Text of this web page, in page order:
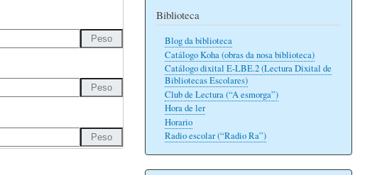
Biblioteca
Blog da biblioteca
Catálogo Koha (obras da nosa biblioteca)
Catálogo dixital E-LBE.2 (Lectura Dixital de
Bibliotecas Escolares)
Club de Lectura (“A esmorga”)
Hora de ler
Horario
Radio escolar (“Radio Ra”)